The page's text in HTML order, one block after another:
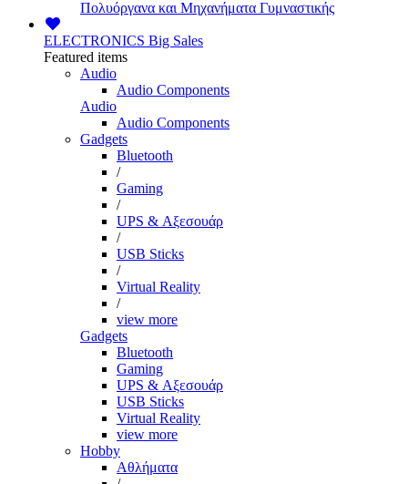
Πολυόργανα και Μηχανήματα Γυμναστικής
ELECTRONICS Big Sales
Featured items
Audio
Audio Components
Audio
Audio Components
Gadgets
Bluetooth
/
Gaming
/
UPS & Αξεσουάρ
/
USB Sticks
/
Virtual Reality
/
view more
Gadgets
Bluetooth
Gaming
UPS & Αξεσουάρ
USB Sticks
Virtual Reality
view more
Hobby
Αθλήματα